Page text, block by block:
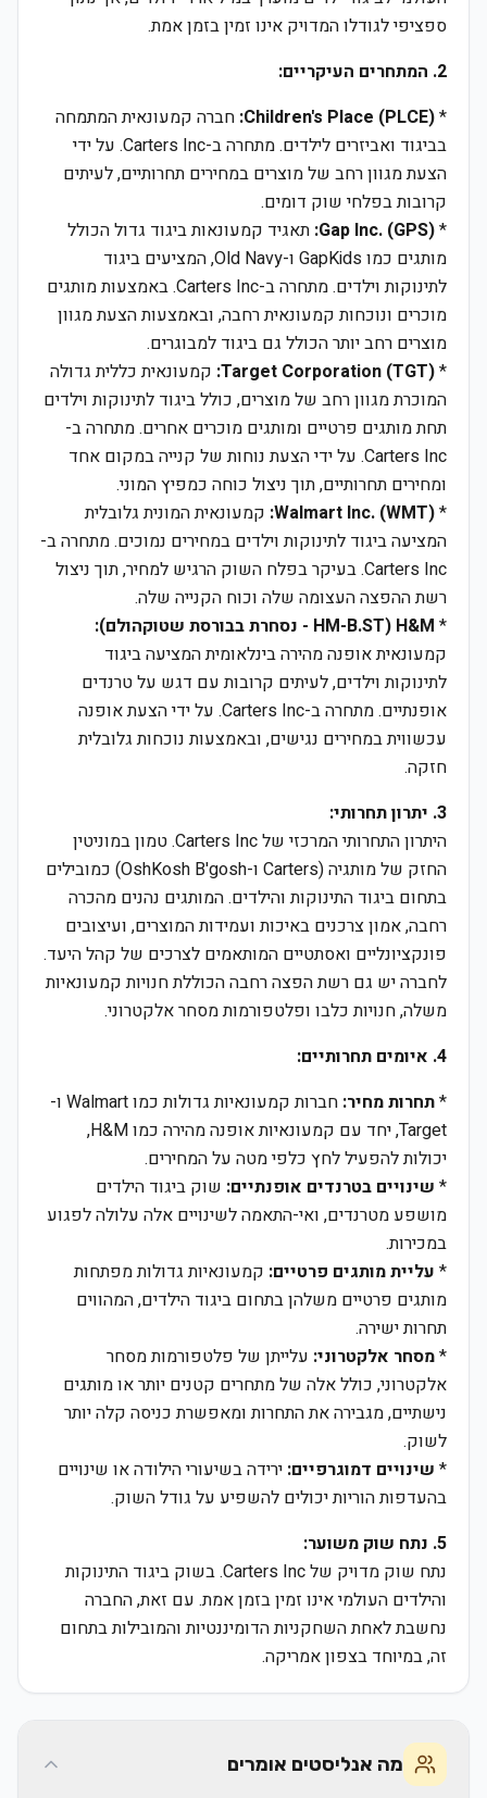
ספציפי לגודלו המדויק אינו זמין בזמן אמת.
2. המתחרים העיקריים:
*
Children's Place (PLCE): חברה קמעונאית המתמחה
בביגוד ואביזרים לילדים. מתחרה ב-Carters Inc. על ידי
הצעת מגוון רחב של מוצרים במחירים תחרותיים, לעיתים
קרובות בפלחי שוק דומים.
*
Gap Inc. (GPS): תאגיד קמעונאות ביגוד גדול הכולל
מותגים כמו GapKids ו-Old Navy, המציעים ביגוד
לתינוקות וילדים. מתחרה ב-Carters Inc. באמצעות מותגים
מוכרים ונוכחות קמעונאית רחבה, ובאמצעות הצעת מגוון
מוצרים רחב יותר הכולל גם ביגוד למבוגרים.
*
Target Corporation (TGT): קמעונאית כללית גדולה
המוכרת מגוון רחב של מוצרים, כולל ביגוד לתינוקות וילדים
תחת מותגים פרטיים ומותגים מוכרים אחרים. מתחרה ב-
Carters Inc. על ידי הצעת נוחות של קנייה במקום אחד
ומחירים תחרותיים, תוך ניצול כוחה כמפיץ המוני.
*
Walmart Inc. (WMT): קמעונאית המונית גלובלית
המציעה ביגוד לתינוקות וילדים במחירים נמוכים. מתחרה ב-
Carters Inc. בעיקר בפלח השוק הרגיש למחיר, תוך ניצול
רשת ההפצה העצומה שלה וכוח הקנייה שלה.
* H&M (HM-B.ST - נסחרת בבורסת שטוקהולם):
קמעונאית אופנה מהירה בינלאומית המציעה ביגוד
לתינוקות וילדים, לעיתים קרובות עם דגש על טרנדים
אופנתיים. מתחרה ב-Carters Inc. על ידי הצעת אופנה
עכשווית במחירים נגישים, ובאמצעות נוכחות גלובלית
חזקה.
3. יתרון תחרותי:
היתרון התחרותי המרכזי של Carters Inc. טמון במוניטין
החזק של מותגיה (Carters ו-OshKosh B'gosh) כמובילים
בתחום ביגוד התינוקות והילדים. המותגים נהנים מהכרה
רחבה, אמון צרכנים באיכות ועמידות המוצרים, ועיצובים
פונקציונליים ואסתטיים המותאמים לצרכים של קהל היעד.
לחברה יש גם רשת הפצה רחבה הכוללת חנויות קמעונאיות
משלה, חנויות כלבו ופלטפורמות מסחר אלקטרוני.
4. איומים תחרותיים:
*תחרות מחיר:
חברות קמעונאיות גדולות כמו Walmart ו-
Target, יחד עם קמעונאיות אופנה מהירה כמו H&M,
יכולות להפעיל לחץ כלפי מטה על המחירים.
* שינויים בטרנדים אופנתיים: שוק ביגוד הילדים
מושפע מטרנדים, ואי-התאמה לשינויים אלה עלולה לפגוע
במכירות.
* עליית מותגים פרטיים: קמעונאיות גדולות מפתחות
מותגים פרטיים משלהן בתחום ביגוד הילדים, המהווים
תחרות ישירה.
*מסחר אלקטרוני: עלייתן של פלטפורמות מסחר
אלקטרוני, כולל אלה של מתחרים קטנים יותר או מותגים
נישתיים, מגבירה את התחרות ומאפשרת כניסה קלה יותר
לשוק.
* שינויים דמוגרפיים: ירידה בשיעורי הילודה או שינויים
בהעדפות הוריות יכולים להשפיע על גודל השוק.
5. נתח שוק משוער:
נתח שוק מדויק של Carters Inc. בשוק ביגוד התינוקות
והילדים העולמי אינו זמין בזמן אמת. עם זאת, החברה
נחשבת לאחת השחקניות הדומיננטיות והמובילות בתחום
זה, במיוחד בצפון אמריקה.
מה אנליסטים אומרים